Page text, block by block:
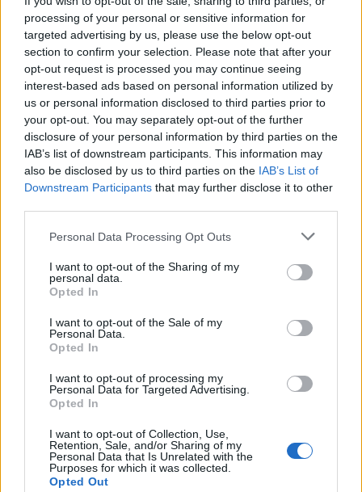
processing of your personal or sensitive information for
targeted advertising by us, please use the below opt-out
section to confirm your selection. Please note that after your
opt-out request is processed you may continue seeing
interest-based ads based on personal information utilized by
us or personal information disclosed to third parties prior to
your opt-out. You may separately opt-out of the further
disclosure of your personal information by third parties on the
IAB’s list of downstream participants. This information may
also be disclosed by us to third parties on the IAB’s List of
Downstream Participants that may further disclose it to other
Personal Data Processing Opt Outs
I want to opt-out of the Sharing of my
personal data.
Opted In
I want to opt-out of the Sale of my
Personal Data.
Opted In
I want to opt-out of processing my
Personal Data for Targeted Advertising.
Opted In
I want to opt-out of Collection, Use,
Retention, Sale, and/or Sharing of my
Personal Data that Is Unrelated with the
Purposes for which it was collected.
Opted Out